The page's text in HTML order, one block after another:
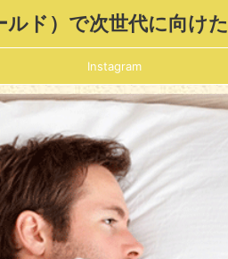
ド）で次世代に向け
Instagram